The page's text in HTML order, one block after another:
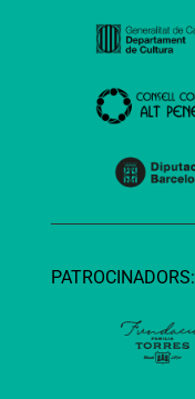
PATROCINADORS: